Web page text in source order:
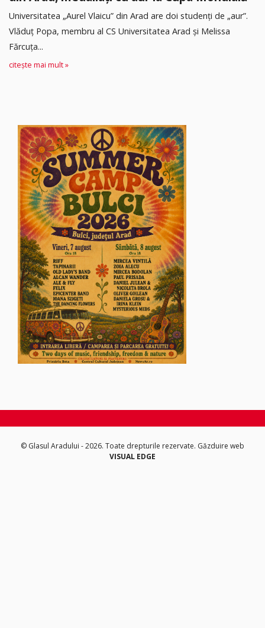
Universitatea „Aurel Vlaicu” din Arad are doi studenți de „aur”.
Vlăduț Popa, membru al CS Universitatea Arad și Melissa
Fărcuța...
citește mai mult »
© Glasul Aradului - 2026. Toate drepturile rezervate. Găzduire web
VISUAL EDGE